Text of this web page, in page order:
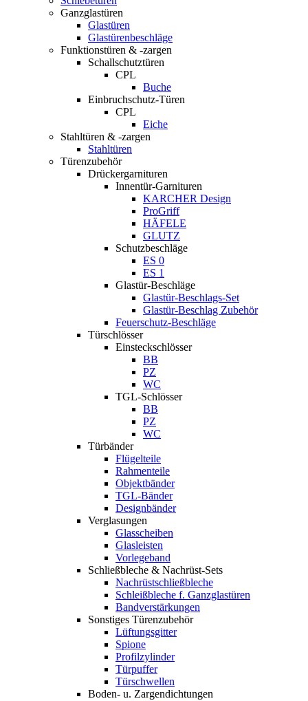
Ganzglastüren
Glastüren
Glastürenbeschläge
Funktionstüren & -zargen
Schallschutztüren
CPL
Buche
Einbruchschutz-Türen
CPL
Eiche
Stahltüren & -zargen
Stahltüren
Türenzubehör
Drückergarnituren
Innentür-Garnituren
KARCHER Design
ProGriff
HÄFELE
GLUTZ
Schutzbeschläge
ES 0
ES 1
Glastür-Beschläge
Glastür-Beschlags-Set
Glastür-Beschlag Zubehör
Feuerschutz-Beschläge
Türschlösser
Einsteckschlösser
BB
PZ
WC
TGL-Schlösser
BB
PZ
WC
Türbänder
Flügelteile
Rahmenteile
Objektbänder
TGL-Bänder
Designbänder
Verglasungen
Glasscheiben
Glasleisten
Vorlegeband
Schließbleche & Nachrüst-Sets
Nachrüstschließbleche
Schleißbleche f. Ganzglastüren
Bandverstärkungen
Sonstiges Türenzubehör
Lüftungsgitter
Spione
Profilzylinder
Türpuffer
Türschwellen
Boden- u. Zargendichtungen